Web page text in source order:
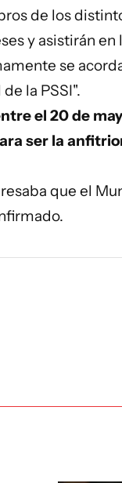
de los
y asistirán en
se
la PSSI".
el 20 de
ser la
que el